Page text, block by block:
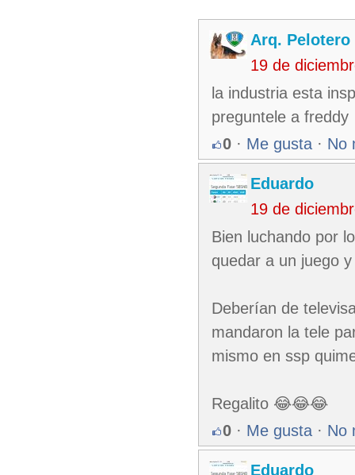
Arq. Pelotero
19 de
la industria esta
preguntele a freddy
0 · Me gusta · No
Eduardo
19 de
Bien luchando por
quedar a un juego
Deberían de
mandaron la tele
mismo en ssp
Regalito 😂😂😂
0 · Me gusta · No
Eduardo